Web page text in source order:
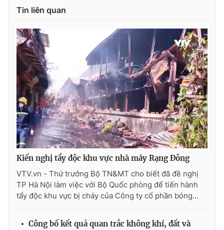
Ðiện thoại Thời báo VTV:
Liên hệ quảng cáo:
024-7300.7108
® Cấm sao chép dưới mọi hình thức nếu không có sự chấp
thuận bằng văn bản. Ghi rõ nguồn VTV.vn khi phát hành lại
thông tin từ website này.
Tin liên quan
Kiến nghị tẩy độc khu vực nhà máy Rạng Đông
VTV.vn - Thứ trưởng Bộ TN&MT cho biết đã đề nghị
TP Hà Nội làm việc với Bộ Quốc phòng để tiến hành
tẩy độc khu vực bị cháy của Công ty cổ phần bóng...
Công bố kết quả quan trắc không khí, đất và